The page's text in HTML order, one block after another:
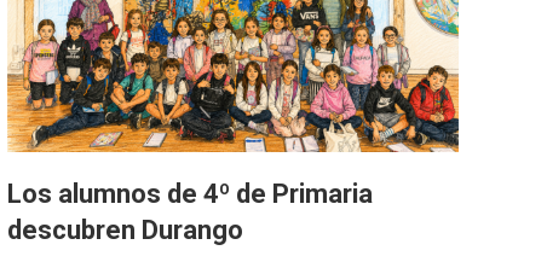
Los alumnos de 4º de Primaria
descubren Durango